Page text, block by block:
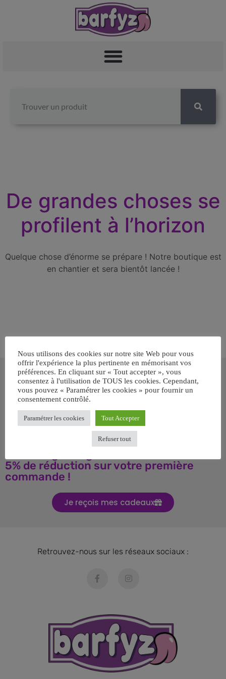
De grandes choses se
profilent à l’horizon
Quelque chose d’énorme se prépare ! Notre boutique est
en chantier et sera bientôt lancée !
Inscrivez-vous gratuitement pour
recevoir votre guide BARF gratuit !
Vous voulez savoir comment bien nourrir votre chien ou chat
avec le BARF ? Inscrivez-vous pour recevoir
GRATUIT SUR LE BARF EN PDF immédiatement
5% de réduction sur votre première
commande !
Je reçois mes cadeaux
Retrouvez-nous sur les réseaux sociaux :
Nous utilisons des cookies sur notre site Web pour vous
offrir l'expérience la plus pertinente en mémorisant vos
préférences. En cliquant sur « Tout accepter », vous
consentez à l'utilisation de TOUS les cookies. Cependant,
vous pouvez « Paramétrer les cookies » pour fournir un
consentement contrôlé.
Paramétrer les cookies Tout Accepter
Refuser tout